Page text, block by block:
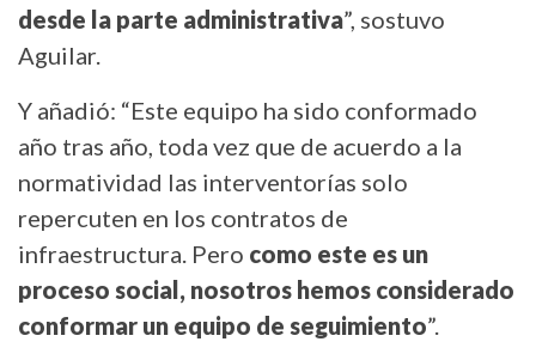
desde la parte administrativa”, sostuvo
Aguilar.
Y añadió: “Este equipo ha sido conformado
año tras año, toda vez que de acuerdo a la
normatividad las interventorías solo
repercuten en los contratos de
infraestructura. Pero como este es un
proceso social, nosotros hemos considerado
conformar un equipo de seguimiento”.